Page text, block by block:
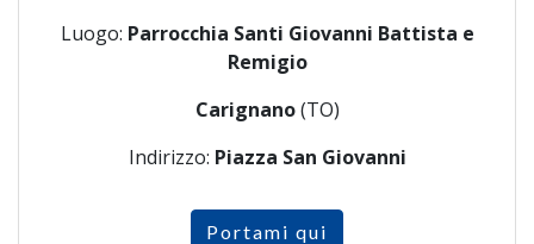
Luogo: Parrocchia Santi Giovanni Battista e
Remigio
Carignano(TO)
Indirizzo: Piazza San Giovanni
Portami qui